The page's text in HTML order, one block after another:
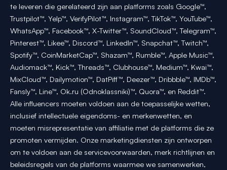
te leveren die gerelateerd zijn aan platforms zoals Google™,
Trustpilot™, Yelp™, VerifyPilot™, Instagram™, TikTok™, YouTube™,
WhatsApp™, Facebook™, X-Twitter™, SoundCloud™, Telegram™,
Pinterest™, Likee™, Discord™, LinkedIn™, Snapchat™, Twitch™,
Spotify™, CoinMarketCap™, Shazam™, Rumble™, Apple Music™,
Audiomack™, Kick™, Threads™, Clubhouse™, Medium™, Kwai™,
MixCloud™, Dailymotion™, DatPiff™, Deezer™, Dribbble™, IMDb™,
Fansly™, Line™, Ok.ru (Odnoklassniki)™, Quora™, en Reddit™.
Alle influencers moeten voldoen aan de toepasselijke wetten,
inclusief intellectuele eigendoms- en merkenwetten, en
moeten misrepresentatie van affiliatie met de platforms die ze
promoten vermijden. Onze marketingdiensten zijn ontworpen
om te voldoen aan de servicevoorwaarden, merk richtlijnen en
beleidsregels van de platforms waarmee we samenwerken,